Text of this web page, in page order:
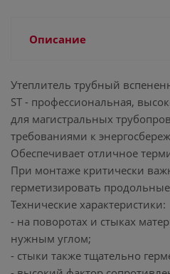
Описание
Утеплитель трубный
ST - профессиональная,
для магистральных
требованиями к
Обеспечивает отличное
При монтаже критически
герметизировать
Технические характеристики:
- на поворотах и стыках
нужным углом;
- стыки также тщательно